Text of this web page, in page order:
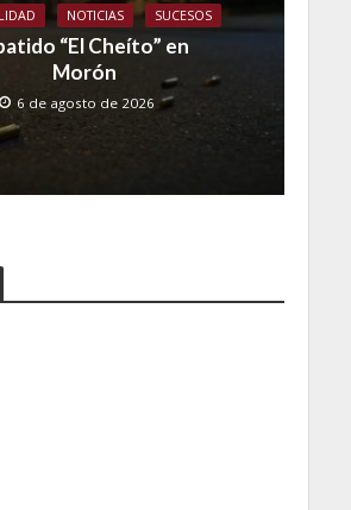
NOTICIAS SUCESOS
“El Cheíto” en
Morón
6 de agosto de 2026